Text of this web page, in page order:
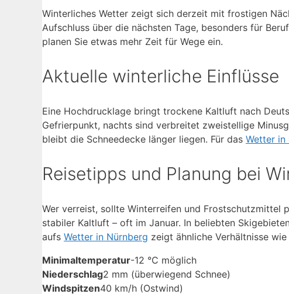
Winterliches Wetter zeigt sich derzeit mit frostigen
Aufschluss über die nächsten Tage, besonders für
planen Sie etwas mehr Zeit für Wege ein.
Aktuelle winterliche Einflüsse
Eine Hochdrucklage bringt trockene Kaltluft nach
Gefrierpunkt, nachts sind verbreitet zweistellige
bleibt die Schneedecke länger liegen. Für das Wetter in
Reisetipps und Planung bei
Wer verreist, sollte Winterreifen und
stabiler Kaltluft – oft im Januar. In beliebten
aufs Wetter in Nürnberg zeigt ähnliche Verhältnisse wie
Minimaltemperatur-12 °C möglich
Niederschlag2 mm (überwiegend Schnee)
Windspitzen40 km/h (Ostwind)